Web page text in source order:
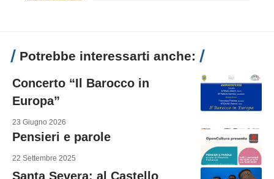
Potrebbe interessarti anche:
Concerto “Il Barocco in
Europa”
23 Giugno 2026
Pensieri e parole
22 Settembre 2025
Santa Severa: al Castello